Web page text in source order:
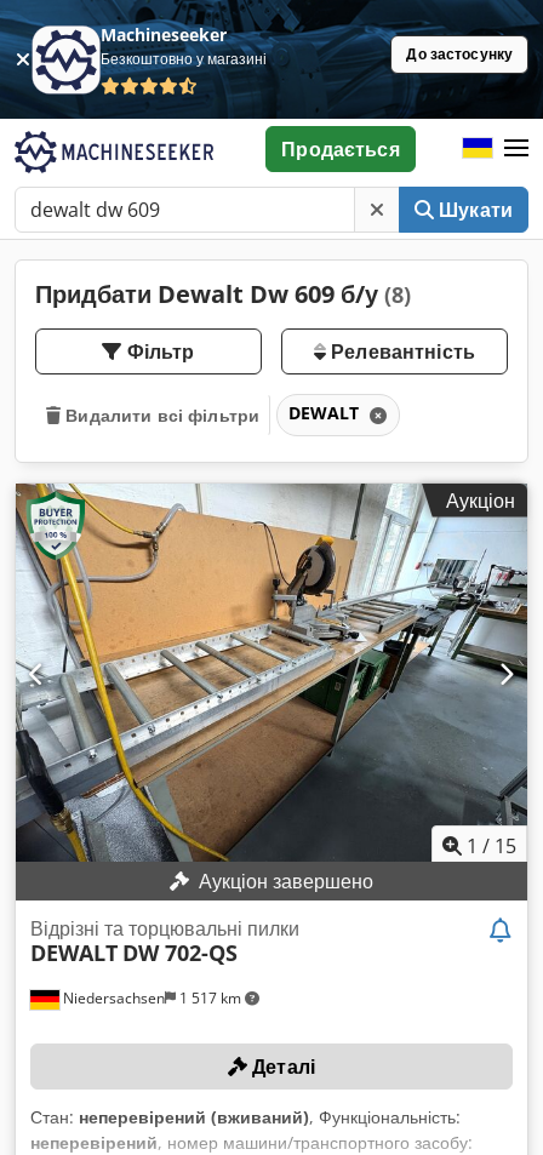
Machineseeker
Безкоштовно у магазині До застосунку
Шукати
Продається
Придбати Dewalt Dw 609 б/у (8)
Фільтр Релевантність
Видалити всі фільтри DEWALT
Аукціон
1 / 15
Аукціон завершено
Niedersachsen 1 517 km
Відрізні та торцювальні пилки
DEWALT DW 702-QS
Деталі
Стан: неперевірений (вживаний), Функціональність:
неперевірений, номер машини/транспортного засобу: